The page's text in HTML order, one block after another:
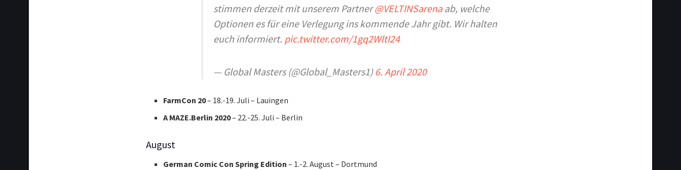
stimmen derzeit mit unserem Partner@VELTINSarenaab, welche
Optionen es für eine Verlegung ins kommende Jahr gibt. Wir halten
euch informiert. pic.twitter.com/1gq2WltI24
— Global Masters (@Global_Masters1) 6. April 2020
FarmCon 20– 18.-19. Juli – Lauingen
A MAZE.Berlin 2020– 22.-25. Juli – Berlin
August
German Comic Con Spring Edition – 1.-2. August – Dortmund